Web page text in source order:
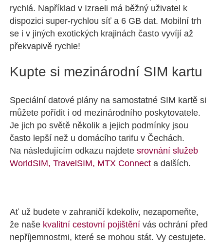
rychlá. Například v Izraeli má běžný uživatel k
dispozici super-rychlou síť a 6 GB dat. Mobilní trh
se i v jiných exotických krajinách často vyvíjí až
překvapivě rychle!
Kupte si mezinárodní SIM kartu
Speciální datové plány na samostatné SIM kartě si
můžete pořídit i od mezinárodního poskytovatele.
Je jich po světě několik a jejich podmínky jsou
často lepší než u domácího tarifu v Čechách.
Na následujícím odkazu najdete srovnání služeb
WorldSIM, TravelSIM, MTX Connect a dalších.
Ať už budete v zahraničí kdekoliv, nezapomeňte,
že naše kvalitní cestovní pojištění vás ochrání před
nepříjemnostmi, které se mohou stát. Vy cestujete.